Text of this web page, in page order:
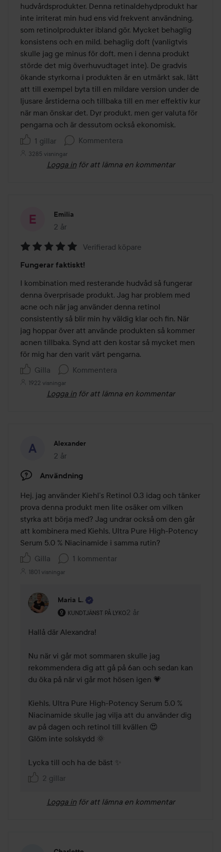
hudvårdsprodukter. Denna retinaldehydprodukt har
inte irriterat min hud ens vid frekvent användning,
som retinolprodukter ibland gör. Mycket behaglig
konsistens och en mild, behaglig doft (vanligtvis
skulle jag ge minus för doft, men i denna produkt
störde det mig överhuvudtaget inte). De gradvis
ökande styrkorna i produkten är en utmärkt sak, lätt
att till exempel byta till en mildare version under de
ljusare årstiderna och tillbaka till en mer effektiv kur
när man önskar det. Dyr produkt, men ger valuta för
pengarna och är dessutom också ekonomisk.
1 gillar
Kommentera
3285 visningar
Logga in för att lämna en kommentar
Emilia
2 år
Inlägget skapades 2 år
5
av
5
Verifierad köpare
Fungerar faktiskt!
I kombination med resterande hudvåd så fungerar
denna överprisade produkt. Jag har problem med
acne och när jag använder denna retinol
consistently så blir min hy väldig klar och fin. När
jag hoppar över att använde produkten så kommer
acnen tillbaka. Synd att den kostar så mycket men
för mig har den varit värt pengarna.
Gilla
Kommentera
1922 visningar
Logga in för att lämna en kommentar
Alexander
2 år
Inlägget skapades 2 år
Användning
Hej, jag använder Kiehl’s Retinol 0.3 idag och tänker
prova denna produkt men lite osäker om vilken
styrka att börja med? Jag undrar också om den går
att kombinera med Kiehls, Ultra Pure High-Potency
Serum 5.0 % Niacinamide i samma rutin?
Gilla
1 kommentar
1801 visningar
Maria L.
KUNDTJÄNST PÅ LYKO
Användarens roll: Kundtjänst på Lyko.
2 år
Kommentaren lades 2 år
Hallå där Alexandra!
Nu när vi går mot sommaren skulle jag
rekommendera dig att gå på 6an och sedan kan
du öka på när vi går mot hösen igen 💗
Kiehls, Ultra Pure High-Potency Serum 5.0 %
Niacinamide skulle jag vilja att du använder dig
av på dagen och retinol till kvällen 😍
Glöm inte solskydd 🌞
2 gillar
Logga in för att lämna en kommentar